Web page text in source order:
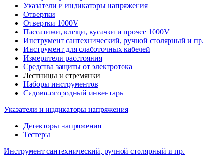
Указатели и индикаторы напряжения
Отвертки
Отвертки 1000V
Пассатижи, клещи, кусачки и прочее 1000V
Инструмент сантехнический, ручной столярный и пр.
Инструмент для слаботочных кабелей
Измерители расстояния
Средства защиты от электротока
Лестницы и стремянки
Наборы инструментов
Садово-огородный инвентарь
Указатели и индикаторы напряжения
Детекторы напряжения
Тестеры
Инструмент сантехнический, ручной столярный и пр.